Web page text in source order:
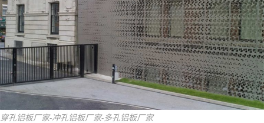
穿孔铝板厂家-冲孔铝板厂家-多孔铝板厂家